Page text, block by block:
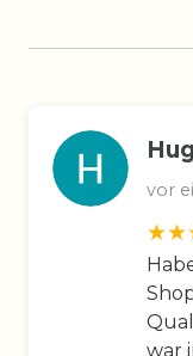
vor
war